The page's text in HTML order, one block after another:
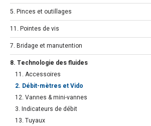
5. Pinces et outillages
11. Pointes de vis
7. Bridage et manutention
8. Technologie des fluides
11. Accessoires
2. Débit-mètres et Vido
12. Vannes & mini-vannes
3. Indicateurs de débit
13. Tuyaux